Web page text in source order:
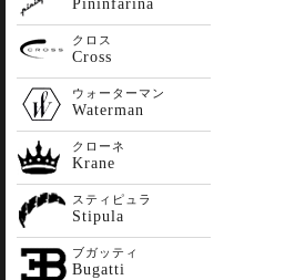
Pininfarina
クロス
Cross
ウォーターマン
Waterman
クローネ
Krane
スティピュラ
Stipula
ブガッティ
Bugatti